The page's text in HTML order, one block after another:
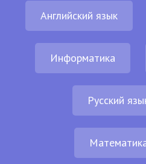
Английский язык
Информатика
Русский